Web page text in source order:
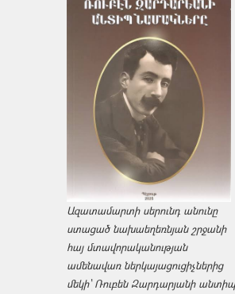
Ազատամարտի սերունդ անունը
ստացած նախաեղեռնյան շրջանի
հայ մտավորականության
ամենավառ ներկայացուցիչներից
մեկի՝ Ռուբեն Զարդարյանի անտիպ